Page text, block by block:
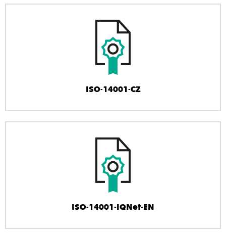
ISO-14001-CZ
ISO-14001-IQNet-EN